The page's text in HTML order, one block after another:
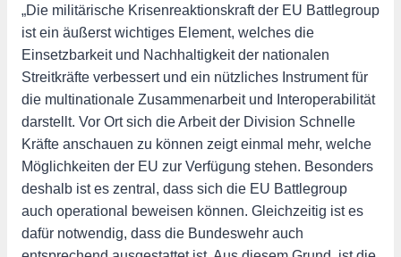
„Die militärische Krisenreaktionskraft der EU Battlegroup
ist ein äußerst wichtiges Element, welches die
Einsetzbarkeit und Nachhaltigkeit der nationalen
Streitkräfte verbessert und ein nützliches Instrument für
die multinationale Zusammenarbeit und Interoperabilität
darstellt. Vor Ort sich die Arbeit der Division Schnelle
Kräfte anschauen zu können zeigt einmal mehr, welche
Möglichkeiten der EU zur Verfügung stehen. Besonders
deshalb ist es zentral, dass sich die EU Battlegroup
auch operational beweisen können. Gleichzeitig ist es
dafür notwendig, dass die Bundeswehr auch